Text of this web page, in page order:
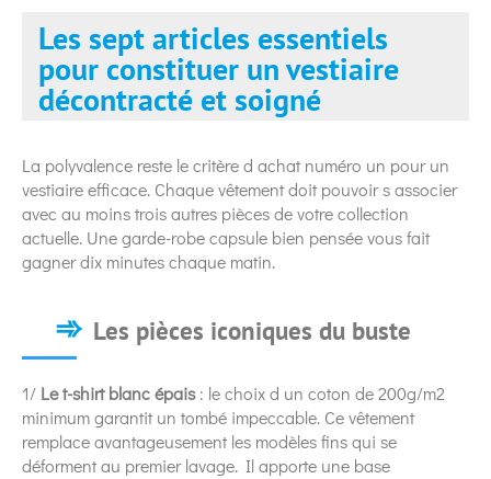
Les sept articles essentiels
pour constituer un vestiaire
décontracté et soigné
La polyvalence reste le critère d achat numéro un pour un
vestiaire efficace. Chaque vêtement doit pouvoir s associer
avec au moins trois autres pièces de votre collection
actuelle. Une garde-robe capsule bien pensée vous fait
gagner dix minutes chaque matin.
Les pièces iconiques du buste
1/ Le t-shirt blanc épais: le choix d un coton de 200g/m2
minimum garantit un tombé impeccable. Ce vêtement
remplace avantageusement les modèles fins qui se
déforment au premier lavage. Il apporte une base